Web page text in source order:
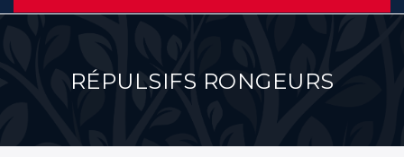
RÉPULSIFS RONGEURS